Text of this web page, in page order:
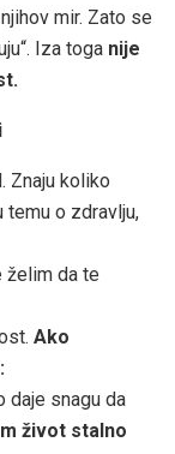
mir. Zato se
Iza toga nije
Znaju koliko
o zdravlju,
želim da te
Ako
daje snagu da
život stalno